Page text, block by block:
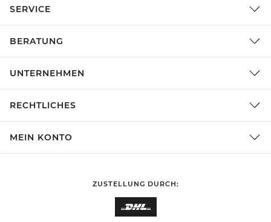
SERVICE
BERATUNG
UNTERNEHMEN
RECHTLICHES
MEIN KONTO
ZUSTELLUNG DURCH: